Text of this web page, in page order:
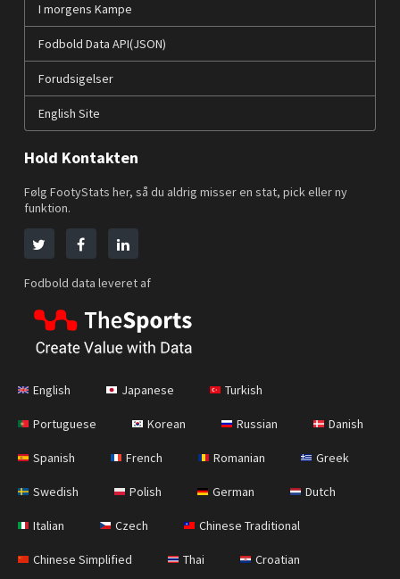
I morgens Kampe
Fodbold Data API(JSON)
Forudsigelser
English Site
Hold Kontakten
Følg FootyStats her, så du aldrig misser en stat, pick eller ny
funktion.
Fodbold data leveret af
English Japanese Turkish
Portuguese Korean Russian Danish
Spanish French Romanian Greek
Swedish Polish German Dutch
Italian Czech Chinese Traditional
Chinese Simplified Thai Croatian